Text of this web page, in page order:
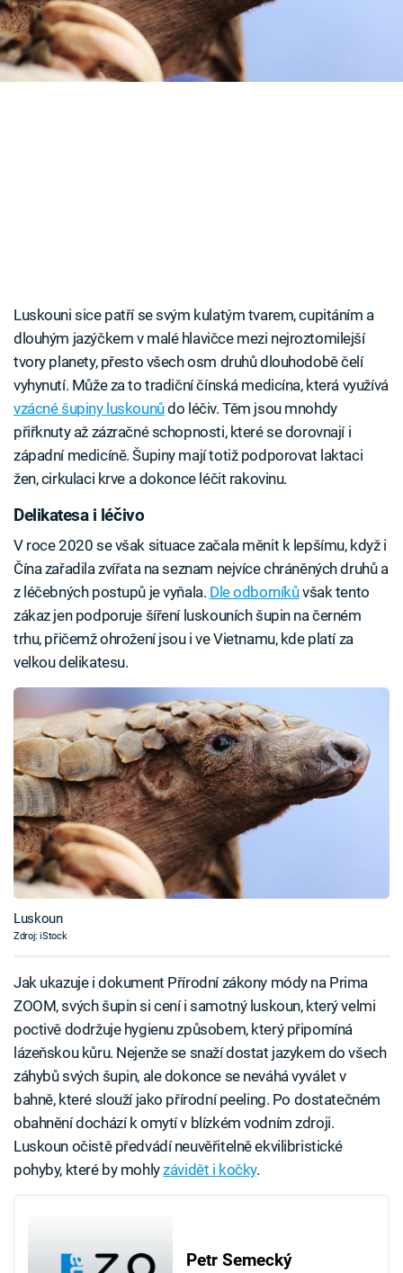
Časopis
Sledujte prima+
Luskouni sice patří se svým kulatým tvarem, cupitáním a
dlouhým jazýčkem v malé hlavičce mezi nejroztomilejší
tvory planety, přesto všech osm druhů dlouhodobě čelí
vyhynutí. Může za to tradiční čínská medicína, která využívá
vzácné šupiny luskounůdo léčiv. Těm jsou mnohdy
přiřknuty až zázračné schopnosti, které se dorovnají i
západní medicíně. Šupiny mají totiž podporovat laktaci
žen, cirkulaci krve a dokonce léčit rakovinu.
Delikatesa i léčivo
V roce 2020 se však situace začala měnit k lepšímu, když i
Čína zařadila zvířata na seznam nejvíce chráněných druhů a
z léčebných postupů je vyňala. Dle odborníkůvšak tento
zákaz jen podporuje šíření luskouních šupin na černém
trhu, přičemž ohrožení jsou i ve Vietnamu, kde platí za
velkou delikatesu.
Luskoun
Zdroj: iStock
Jak ukazuje i dokument Přírodní zákony módy na Prima
ZOOM, svých šupin si cení i samotný luskoun, který velmi
poctivě dodržuje hygienu způsobem, který připomíná
lázeňskou kůru. Nejenže se snaží dostat jazykem do všech
záhybů svých šupin, ale dokonce se neváhá vyválet v
bahně, které slouží jako přírodní peeling. Po dostatečném
obahnění dochází k omytí v blízkém vodním zdroji.
Luskoun očistě předvádí neuvěřitelně ekvilibristické
pohyby, které by mohlyzávidět i kočky.
Petr Semecký